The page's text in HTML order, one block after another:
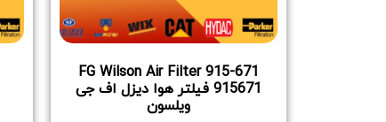
FG Wilson Air Filter 915-671
915671 فیلتر هوا دیزل اف جی
ویلسون